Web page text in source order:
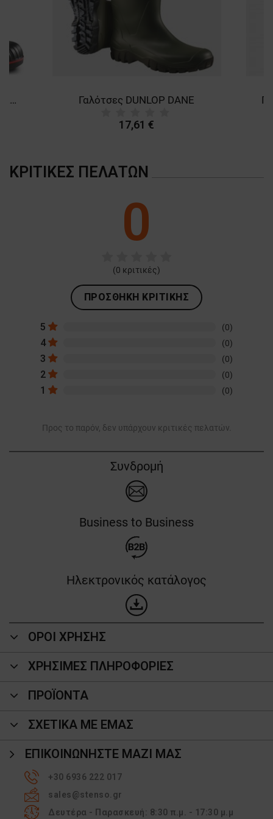
Γαλότσες DUNLOP ACIFORT HEAVY DUTY S5 SRA Γαλότσες DUNLOP DANE
17,61 €
ΚΡΙΤΙΚΈΣ ΠΕΛΑΤΏΝ
0
(0 κριτικές)
ΠΡΟΣΘΉΚΗ ΚΡΙΤΙΚΉΣ
5 (0)
4 (0)
3 (0)
2 (0)
1 (0)
Προς το παρόν, δεν υπάρχουν κριτικές πελατών.
Συνδρομή
Business to Business
Ηλεκτρονικός κατάλογος
ΟΡΟΙ ΧΡΗΣΗΣ
ΧΡΗΣΙΜΕΣ ΠΛΗΡΟΦΟΡΙΕΣ
ΠΡΟΪΌΝΤΑ
ΣΧΕΤΙΚΑ ΜΕ ΕΜΑΣ
ΕΠΙΚΟΙΝΩΝΉΣΤΕ ΜΑΖΊ ΜΑΣ
+30 6936 222 017
sales@stenso.gr
Δευτέρα - Παρασκευή: 8:30 π.μ. - 17:30 μ.μ